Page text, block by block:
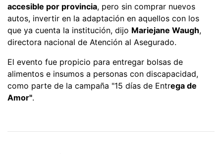
accesible por provincia, pero sin comprar nuevos
autos, invertir en la adaptación en aquellos con los
que ya cuenta la institución, dijo Mariejane Waugh,
directora nacional de Atención al Asegurado.
El evento fue propicio para entregar bolsas de
alimentos e insumos a personas con discapacidad,
como parte de la campaña "15 días de Entrega de
Amor".